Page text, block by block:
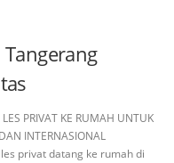
PRIVAT KE RUMAH UNTUK
INTERNASIONAL
privat datang ke rumah di